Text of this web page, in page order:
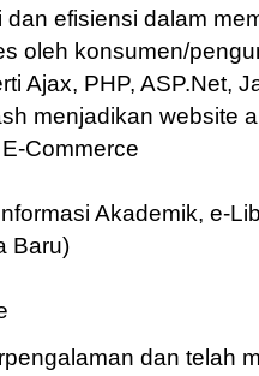
dan efisiensi dalam
oleh konsumen/
Ajax, PHP, ASP.Net,
menjadikan website
Commerce
Akademik, e-
Baru)
dan telah